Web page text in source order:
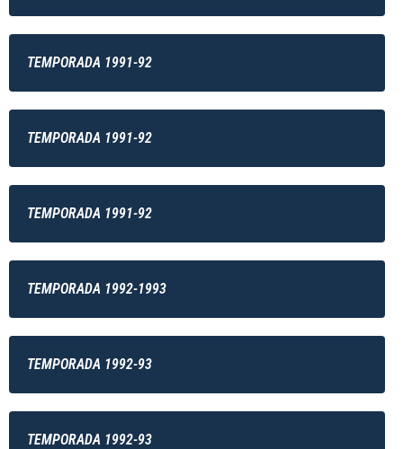
TEMPORADA 1991-92
TEMPORADA 1991-92
TEMPORADA 1991-92
TEMPORADA 1992-1993
TEMPORADA 1992-93
TEMPORADA 1992-93